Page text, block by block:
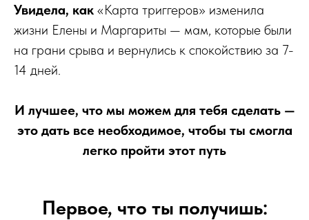
Увидела, как «Карта триггеров» изменила
жизни Елены и Маргариты — мам, которые были
на грани срыва и вернулись к спокойствию за 7-
14 дней.
И лучшее, что мы можем для тебя сделать —
это дать все необходимое, чтобы ты смогла
легко пройти этот путь
Первое, что ты получишь: